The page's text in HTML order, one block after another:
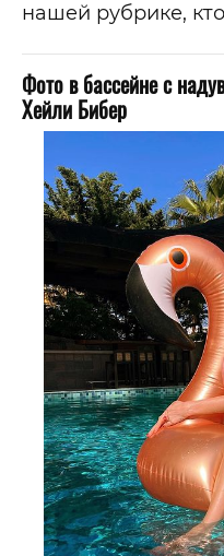
нашей рубрике,
Фото в бассейне с
Хейли Бибер